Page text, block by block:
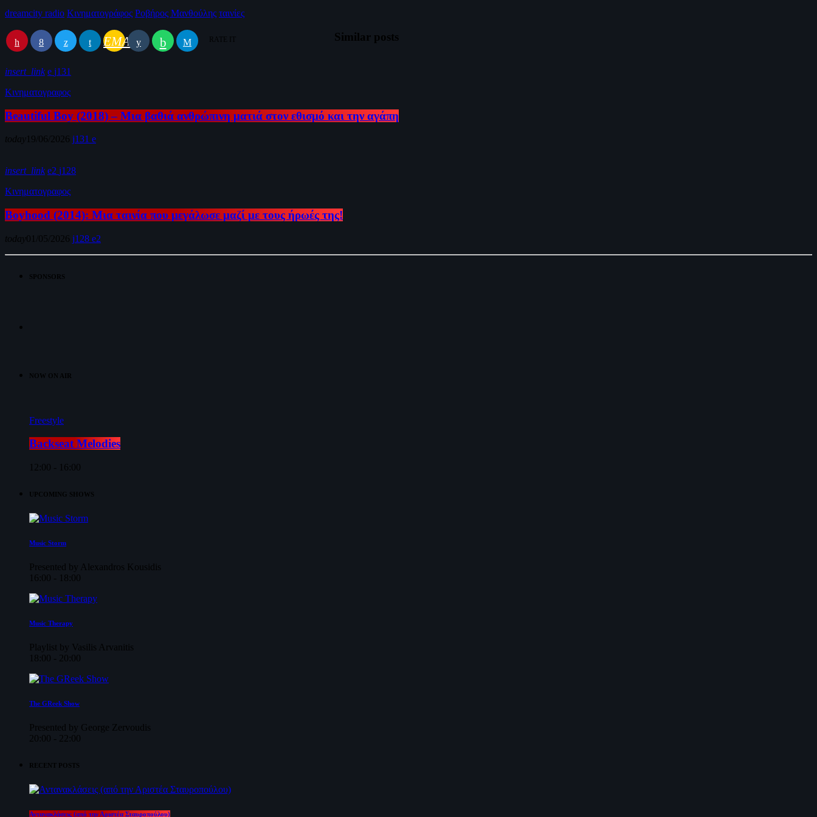
dreamcity radio Κινηματογράφος Ροβήρος Μανθούλης ταινίες
EMAIL RATE IT Similar posts
insert_link
131
Κινηματογραφος
Beautiful Boy (2018) – Μια βαθιά ανθρώπινη ματιά στον εθισμό και την αγάπη
today 19/06/2026 131
insert_link 2 128
Κινηματογραφος
Boyhood (2014): Μια ταινία που μεγάλωσε μαζί με τους ήρωές της!
today01/05/2026 128 2
SPONSORS
NOW ON AIR
Freestyle
Backseat Melodies
12:00 - 16:00
UPCOMING SHOWS
Music Storm
Presented by Alexandros Kousidis
16:00 - 18:00
Music Therapy
Playlist by Vasilis Arvanitis
18:00 - 20:00
The GReek Show
Presented by George Zervoudis
20:00 - 22:00
RECENT POSTS
Αντανακλάσεις (από την Αριστέα Σταυροπούλου)